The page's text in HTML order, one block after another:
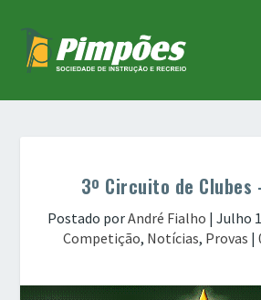
3º Circuito de Clubes
Postado porAndré Fialho | Julho
Competição, Notícias, Provas |